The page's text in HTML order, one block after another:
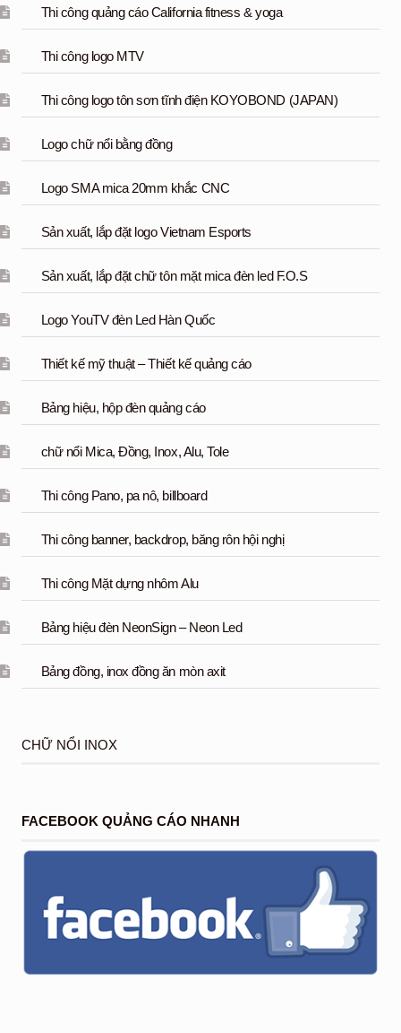
Thi công quảng cáo California fitness & yoga
Thi công logo MTV
Thi công logo tôn sơn tĩnh điện KOYOBOND (JAPAN)
Logo chữ nổi bằng đồng
Logo SMA mica 20mm khắc CNC
Sản xuất, lắp đặt logo Vietnam Esports
Sản xuất, lắp đặt chữ tôn mặt mica đèn led F.O.S
Logo YouTV đèn Led Hàn Quốc
Thiết kế mỹ thuật – Thiết kế quảng cáo
Bảng hiệu, hộp đèn quảng cáo
chữ nổi Mica, Đồng, Inox, Alu, Tole
Thi công Pano, pa nô, billboard
Thi công banner, backdrop, băng rôn hội nghị
Thi công Mặt dựng nhôm Alu
Bảng hiệu đèn NeonSign – Neon Led
Bảng đồng, inox đồng ăn mòn axit
CHỮ NỔI INOX
FACEBOOK QUẢNG CÁO NHANH